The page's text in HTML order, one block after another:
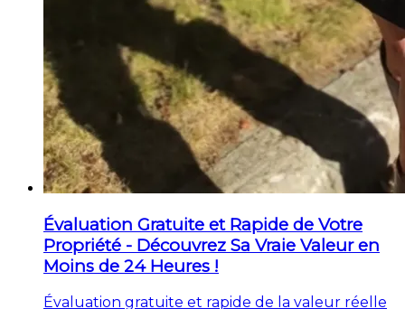
Évaluation Gratuite et Rapide de Votre
Propriété - Découvrez Sa Vraie Valeur en
Moins de 24 Heures !
Évaluation gratuite et rapide de la valeur réelle